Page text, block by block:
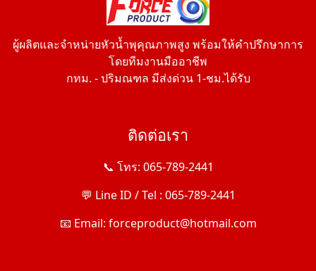
ผู้ผลิตและจำหน่ายหัวน้ำพุคุณภาพสูง พร้อมให้คำปรึกษาการ
โดยทีมงานมืออาชีพ
กทม. - ปริมณฑล มีส่งด่วน 1-ชม.ได้รับ
ติดต่อเรา
📞 โทร: 065-789-2441
💬 Line ID / Tel : 065-789-2441
📧 Email: forceproduct@hotmail.com